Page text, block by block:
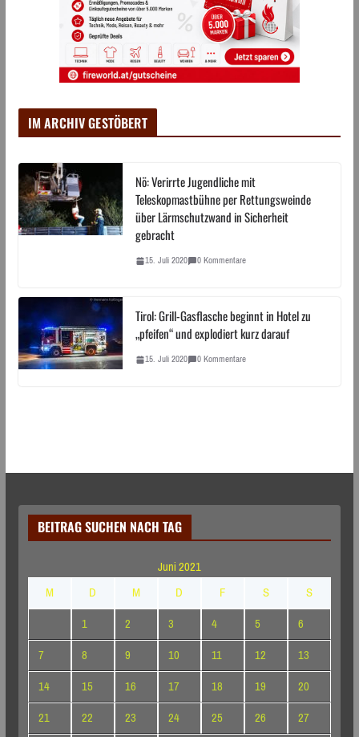
IM ARCHIV GESTÖBERT
Nö: Verirrte Jugendliche mit
Teleskopmastbühne per Rettungsweinde
über Lärmschutzwand in Sicherheit
gebracht
15. Juli 2020 0 Kommentare
Tirol: Grill-Gasflasche beginnt in Hotel zu
„pfeifen“ und explodiert kurz darauf
15. Juli 2020 0 Kommentare
BEITRAG SUCHEN NACH TAG
Juni 2021
M
D M D F S
S
1
2 3 4 5
6
7
8 9 10 11 12
13
14
15 16 17 18 19
20
21
22 23 24 25 26
27